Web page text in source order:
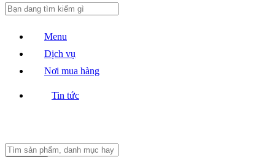
Menu
Dịch vụ
Nơi mua hàng
Tin tức